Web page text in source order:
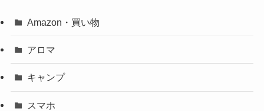
Amazon・買い物
アロマ
キャンプ
スマホ